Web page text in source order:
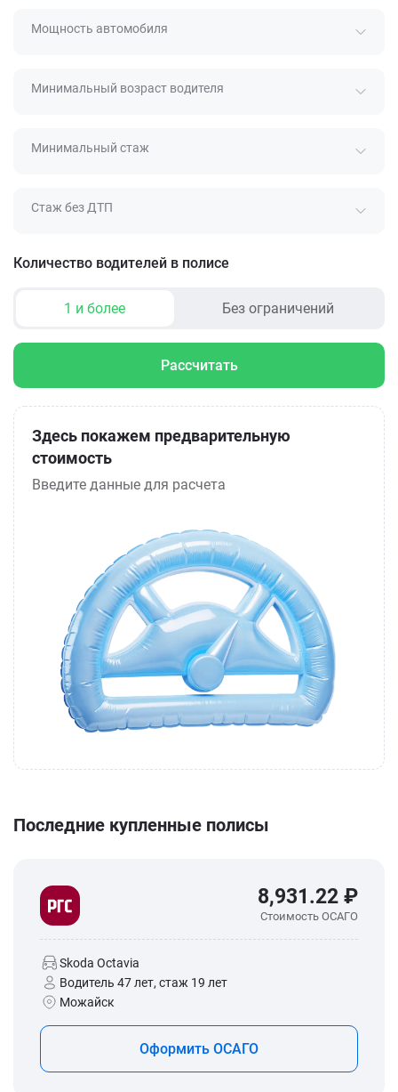
Мощность автомобиля
Минимальный возраст водителя
Минимальный стаж
Стаж без ДТП
Количество водителей в полисе
1 и более Без ограничений
Рассчитать
Здесь покажем предварительную
стоимость
Введите данные для расчета
Последние купленные полисы
8,931.22 ₽
Стоимость ОСАГО
Skoda Octavia
Водитель 47 лет, стаж 19 лет
Можайск
Оформить ОСАГО